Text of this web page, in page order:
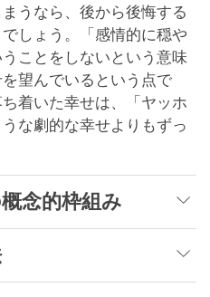
うなら、後から後悔する
しょう。「感情的に穏や
ことをしないという意味
望んでいるという点で
着いた幸せは、「ヤッホ
な劇的な幸せよりもずっ
念的枠組み